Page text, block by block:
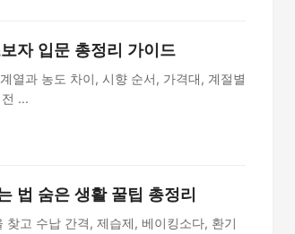
자 입문 총정리 가이드
열과 농도 차이, 시향 순서, 가격대, 계절별
...
법 숨은 생활 꿀팁 총정리
고 수납 간격, 제습제, 베이킹소다, 환기